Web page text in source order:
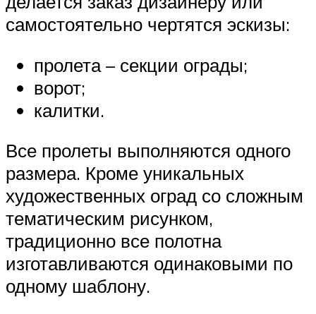
самостоятельно чертятся эскизы:
пролета – секции ограды;
ворот;
калитки.
Все пролеты выполняются одного
размера. Кроме уникальных
художественных оград со сложным
тематическим рисунком,
традиционно все полотна
изготавливаются одинаковыми по
одному шаблону.